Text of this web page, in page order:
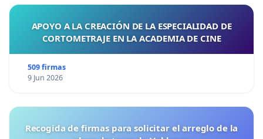
Valenciana. Diputada EUPV en Cortes
Valencianas.
Joan Mena
Serrano
Diputada Congreso Unidas Podemos
APOYO A LA CREACIÓN DE LA ESPECIALIDAD DE
CORTOMETRAJE EN LA ACADEMIA DE CINE
509 firmas
9 Jun 2026
Recogida de firmas para solicitar el arreglo de la